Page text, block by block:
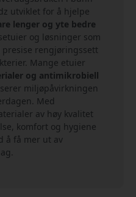
utviklet for å hjelpe
lenger og yte bedre
og løsninger som
rengjøringssett
Mange etuier
og antimikrobiell
miljøpåvirkningen
Med
av høy kvalitet
komfort og hygiene
å få mer ut av